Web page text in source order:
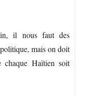
il nous faut des
mais on doit
chaque Haïtien soit